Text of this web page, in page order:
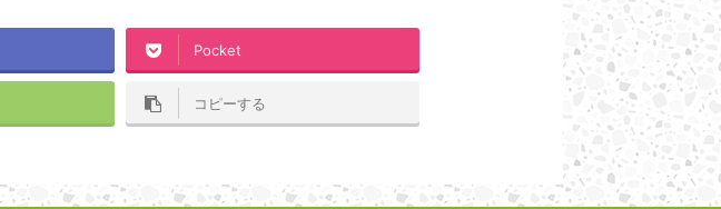
Pocket
コピーする